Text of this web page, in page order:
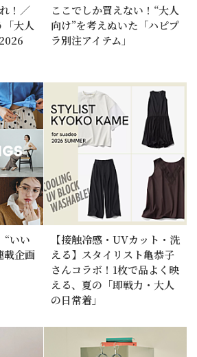
！／
大人
ここでしか買えない！“大人
向け”を考えぬいた「ハピプ
ラ別注アイテム」
“いい
載企画
【接触冷感・UVカット・洗
える】スタイリスト亀恭子
さんコラボ！1枚で品よく映
える、夏の「即戦力・大人
の日常着」